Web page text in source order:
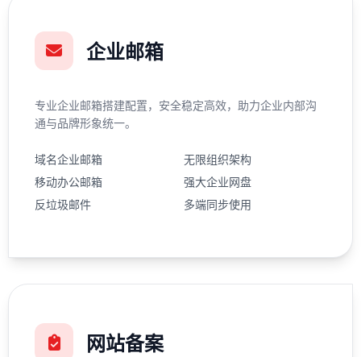
企业邮箱
专业企业邮箱搭建配置，安全稳定高效，助力企业内部沟
通与品牌形象统一。
域名企业邮箱
无限组织架构
移动办公邮箱
强大企业网盘
反垃圾邮件
多端同步使用
网站备案